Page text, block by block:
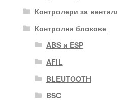
Контролери за
Контролни блокове
ABS и ESP
AFIL
BLEUTOOTH
BSC